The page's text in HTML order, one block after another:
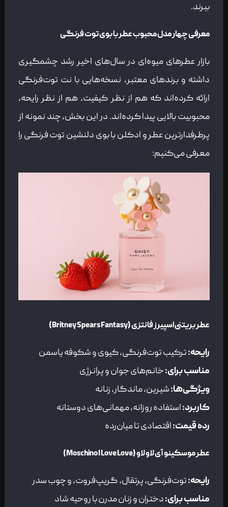
ببرند.
معرفی چهار مدل محبوب عطر با بوی توت فرنگی
بازار عطرهای میوه‌ای در سال‌های اخیر رشد چشمگیری
داشته و برندهای معتبر، نسخه‌هایی با نت توت‌فرنگی
ارائه کرده‌اند که هم از نظر کیفیت، هم از نظر رایحه،
محبوبیت بالایی پیدا کرده‌اند. در این بخش، چند نمونه از
پرطرفدارترین عطر و ادکلن با بوی دلنشین توت فرنگی را
معرفی می‌کنیم:
عطر بریتنی اسپیرز فانتزی(Britney Spears Fantasy)
رایحه:ترکیب توت‌فرنگی، کیوی و شکوفه یاسمن
مناسب برای:خانم‌های جوان و پرانرژی
ویژگی‌ها:شیرین، ماندگار، زنانه
کاربرد:استفاده روزانه، مهمانی‌های دوستانه
رده قیمت:اقتصادی تا میان‌رده
عطر موسکینو آی لاو لاو(Moschino I Love Love)
رایحه:توت‌فرنگی، پرتقال، گریپ‌فروت، و چوب سدر
مناسب برای:دختران و زنان مدرن با روحیه شاد